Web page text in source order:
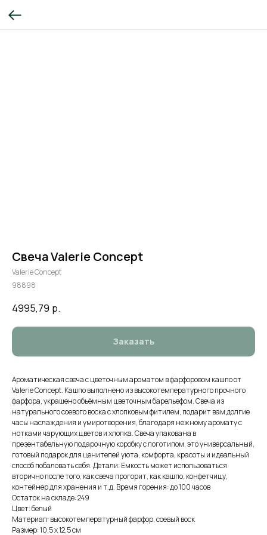
Свеча Valerie Concept
Valerie Concept
98898
4995,79 р.
Заказать
Ароматическая свеча с цветочным ароматом в фарфоровом кашпо от
Valerie Concept. Кашпо выполнено из высокотемпературного прочного
фарфора, украшено объёмным цветочным барельефом. Свеча из
натурального соевого воска с хлопковым фитилем, подарит вам долгие
часы наслаждения и умиротворения, благодаря нежному аромату с
нотками чарующих цветов и хлопка. Свеча упакована в
презентабельную подарочную коробку с логотипом, это универсальный,
готовый подарок для ценителей уюта, комфорта, красоты и идеальный
способ побаловать себя. Детали: Емкость может использоваться
вторично после того, как свеча прогорит, как кашпо, конфетчицу,
контейнер для хранения и т.д. Время горения: до 100 часов
Остаток на складе: 249
Цвет: белый
Материал: высокотемпературный фарфор, соевый воск
Размер: 10,5 х 12,5 см